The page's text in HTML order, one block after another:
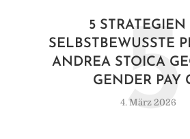
5 STRATEGIEN
SELBSTBEWUSSTE
ANDREA STOICA
GENDER PAY
4. März 2026
5